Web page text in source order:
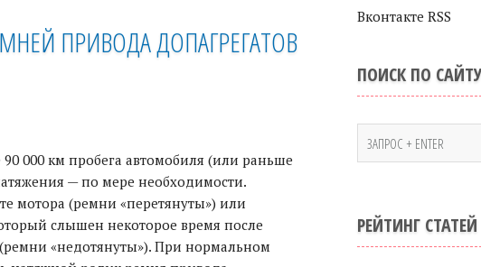
ПРИВОДА ДОПАГРЕГАТОВ
000 км пробега автомобиля (или раньше
— по мере необходимости.
мотора (ремни «перетянуты») или
слышен некоторое время после
«недотянуты»). При нормальном
Вконтакте RSS
ПОИСК ПО САЙТУ
РЕЙТИНГ СТАТЕЙ